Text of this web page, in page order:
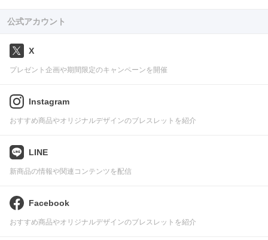
公式アカウント
X
プレゼント企画や期間限定のキャンペーンを開催
Instagram
おすすめ商品やオリジナルデザインのブレスレットを紹介
LINE
新商品の情報や関連コンテンツを配信
Facebook
おすすめ商品やオリジナルデザインのブレスレットを紹介